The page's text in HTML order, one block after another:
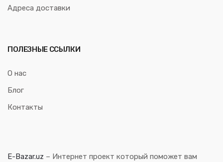
Адреса доставки
ПОЛЕЗНЫЕ ССЫЛКИ
О нас
Блог
Контакты
E-Bazar.uz – Интернет проект который поможет вам